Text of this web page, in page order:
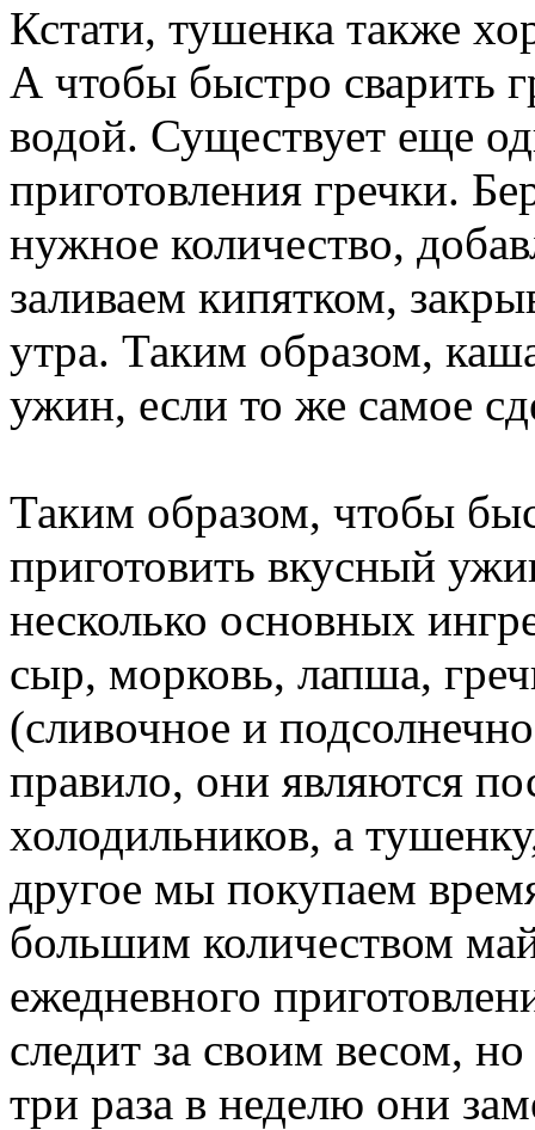
Кстати, тушенка также
А чтобы быстро сварить
водой. Существует еще
приготовления гречки.
нужное количество,
заливаем кипятком,
утра. Таким образом,
ужин, если то же самое
Таким образом, чтобы
приготовить вкусный
несколько основных
сыр, морковь, лапша,
(сливочное и
правило, они являются
холодильников, а
другое мы покупаем
большим количеством
ежедневного
следит за своим весом,
три раза в неделю они